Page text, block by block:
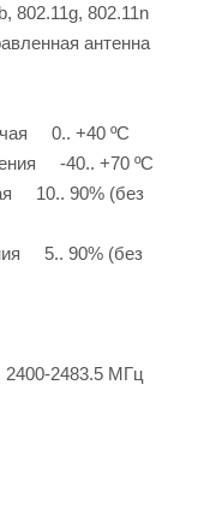
802.11n
антенна
0.. +40 ºC
-40.. +70 ºC
10.. 90% (без
5.. 90% (без
2483.5 МГц